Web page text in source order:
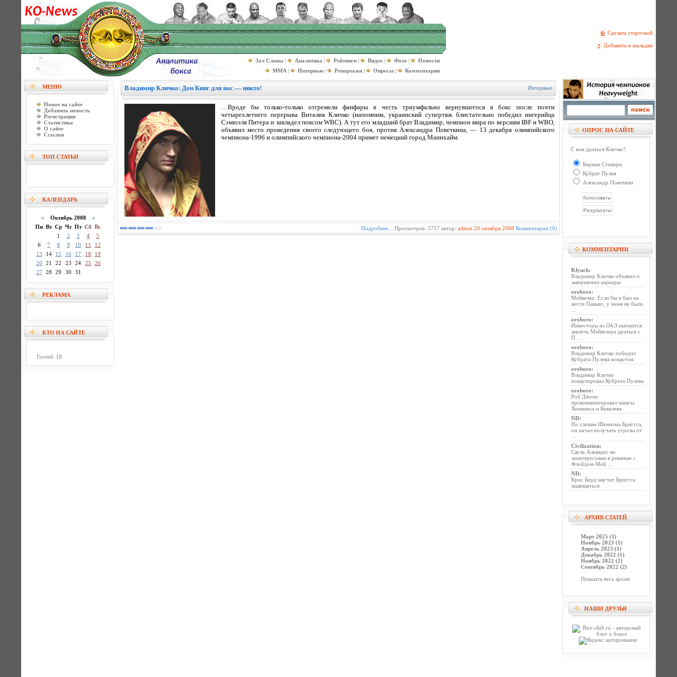
Сделать стартовой
Добавить в закладки
Зал Славы | Аналитика | Рейтинги | Видео | Фото |
Новости
MMA | Интервью | Репортажи | Опросы | Комментарии
МЕНЮ
Новое на сайте
Добавить новость
Регистрация
Статистика
О сайте
Ссылки
ТОП СТАТЬИ
КАЛЕНДАРЬ
« Октябрь 2008 »
Пн Вт Ср Чт Пт Сб Вс
1
2 3 4
5
6
7 8 9 10 11
12
13
14 15 16 17 18
19
20
21 22 23 24 25
26
27
28 29 30 31
РЕКЛАМА
КТО НА САЙТЕ
Гостей: 18
Владимир Кличко: Дон Кинг для нас — никто! Интервью
…Вроде бы только-только отгремели фанфары в честь триумфально вернувшегося в бокс после почти
четырехлетнего перерыва Виталия Кличко (напомним, украинский супертяж блистательно победил нигерийца
Сэмюэля Питера и завладел поясом WBC). А тут его младший брат Владимир, чемпион мира по версиям IBF и WBO,
объявил место проведения своего следующего боя, против Александра Поветкина, — 13 декабря олимпийского
чемпиона-1996 и олимпийского чемпиона-2004 примет немецкий город Маннхайм.
Подробнее... Просмотров: 3757 автор: admin 20 октября 2008 Комментарии (0)
ОПРОС НА САЙТЕ
С кем драться Кличко?
Берман Стиверн
Кубрат Пулев
Александр Поветкин
КОММЕНТАРИИ
Klyuch:
Владимир Кличко объявил о
завершении карьеры
oroboro:
Мейвезер: Если бы я был на
месте Пакьяо, у меня не было
oroboro:
Инвесторы из ОАЭ пытаются
завлечь Мейвезера драться с
П ...
oroboro:
Владимир Кличко победил
Кубрата Пулева нокаутом
oroboro:
Владимир Кличко
нокаутировал Кубрата Пулева
oroboro:
Рой Джонс
прокомментировал шансы
Хопкинса и Ковалева
ND:
По словам Шеннона Бриггса,
он начал получать угрозы от
Civilization:
Сауль Альварес не
заинтересован в реванше с
Флойдом-Мей ...
ND:
Крис Берд научит Бриггса
защищаться
АРХИВ СТАТЕЙ
Март 2025 (1)
Ноябрь 2023 (1)
Апрель 2023 (1)
Декабрь 2022 (1)
Ноябрь 2022 (2)
Сентябрь 2022 (2)
Показать весь архив
НАШИ ДРУЗЬЯ